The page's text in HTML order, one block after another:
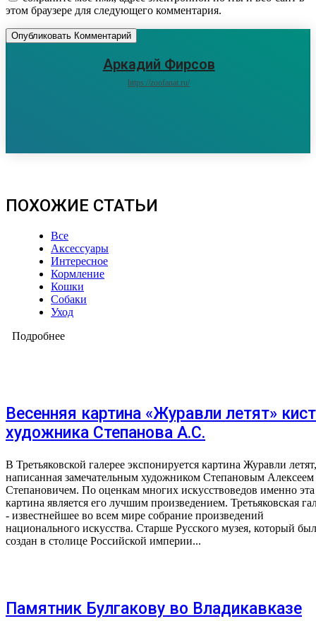
этом браузере для следующего комментария.
Аркадий Фирсов
https://zoofanat.ru/
ПОХОЖИЕ СТАТЬИ
Все
Аксессуары
Интересное
Кормление
Кошки
Собаки
Уход
Подробнее
Весенняя картина «Журавли летят»
художника Степанова А.С.
В Третьяковской галерее экспонируется картина Журавли летят,
написанная замечательным художником Степановым Алексеем
Степановичем. По оценкам многих искусствоведов именно эта
картина является его лучшим произведением. Третьяковская
- известнейшее во всем мире собрание произведений
национального искусства. Старше Русского музея, который был
создан в столице Российской империи...
Памятник Булгакову во Владикавказе